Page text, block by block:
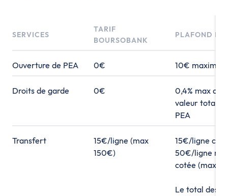
SERVICES
TARIF
BOURSOBANK
PLAFOND
Ouverture de PEA 0€ 10€ maximum
Droits de garde 0€
0,4% max de
valeur totale
PEA
Transfert
15€/ligne (max
150€)
15€/ligne
50€/ligne non
cotée (max
Le total des